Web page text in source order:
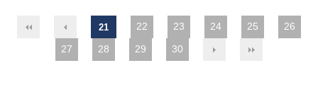
21 22 23 24 25
26
27
28 29 30